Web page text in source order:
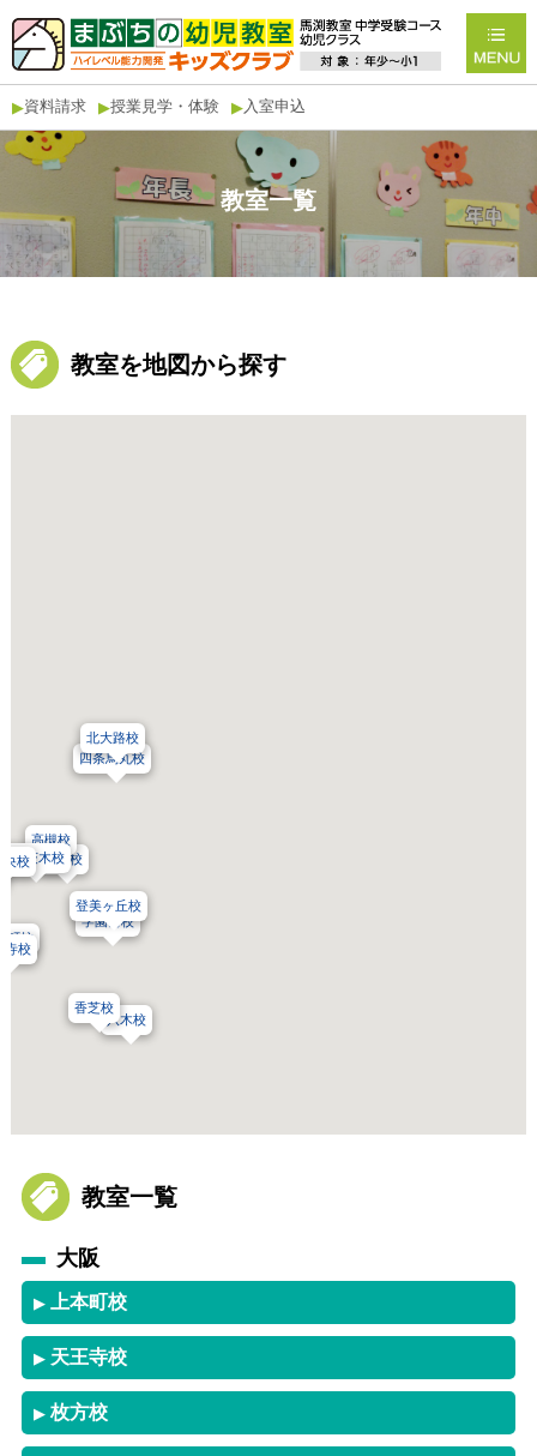
▶資料請求 ▶授業見学・体験 ▶ 入室申込
教室一覧
教室を地図から探す
町校
寺校
枚方校
高槻校
急茨木校
央校
四条烏丸校
学園前校
登美ヶ丘校
八木校
香芝校
北大路校
教室一覧
大阪
▶ 上本町校
▶ 天王寺校
▶ 枚方校